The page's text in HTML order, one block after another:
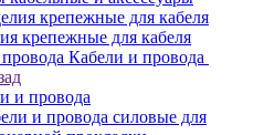
крепежные для кабеля
Кабели и провода
и провода